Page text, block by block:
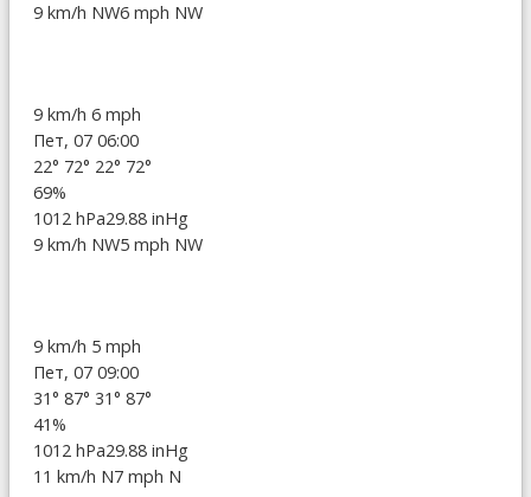
9 km/h NW6 mph NW
9 km/h 6 mph
Пет, 07 06:00
22° 72° 22° 72°
69%
1012 hPa29.88 inHg
9 km/h NW5 mph NW
9 km/h 5 mph
Пет, 07 09:00
31° 87° 31° 87°
41%
1012 hPa29.88 inHg
11 km/h N7 mph N